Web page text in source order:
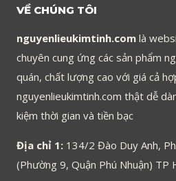
VỀ CHÚNG TÔI
nguyenlieukimtinh.com là
chuyên cung ứng các sản phẩm
quán, chất lượng cao với giá cả
nguyenlieukimtinh.com thật dễ
kiệm thời gian và tiền bạc
Địa chỉ 1: 134/2 Đào Duy Anh,
(Phường 9, Quận Phú Nhuận) TP